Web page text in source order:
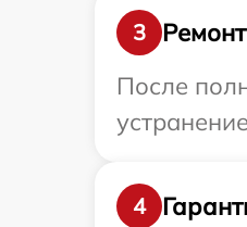
3
После
4